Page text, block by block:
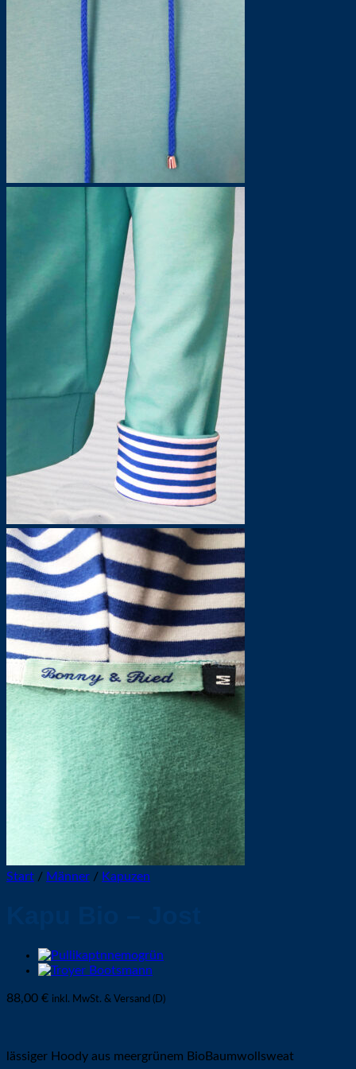
Start / Männer / Kapuzen
88,00 € inkl. MwSt. & Versand (D)
lässiger Hoody aus meergrünem BioBaumwollsweat